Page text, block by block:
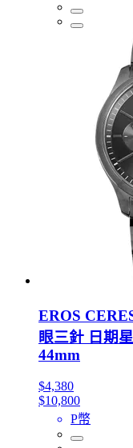
EROS
眼三針 日期
44mm
$4,380
$10,800
P幣